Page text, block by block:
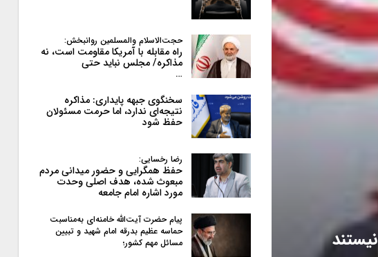
حجت‌الاسلام والمسلمین روانبخش:
راه مقابله با آمریکا مقاومت است، نه
مذاکره/ مجلس نباید حتی
…
سخنگوی جبهه پایداری: مذاکره
نتیجه‌ای ندارد، اما حرمت مسئولان
حفظ شود
رضا رخسایی:
حفظ همگرایی و حضور میدانی مردم
مبعوث شده، هدف اصلی وحدت
مورد اشاره امام جامعه
پیام حضرت آیت‌الله خامنه‌ای به‌مناسبت
حماسه عظیم بدرقه امام شهید و تبیین
مسائل مهم کشور؛